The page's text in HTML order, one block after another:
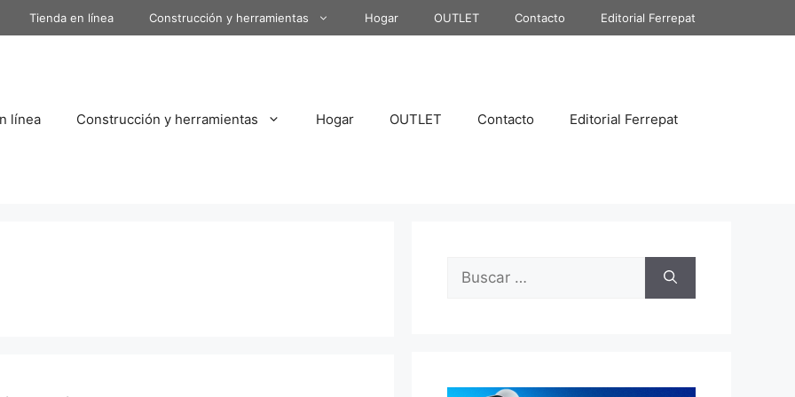
Tienda en línea Construcción y herramientas Hogar OUTLET Contacto Editorial Ferrepat
línea Construcción y herramientas Hogar OUTLET Contacto Editorial Ferrepat
Buscar: